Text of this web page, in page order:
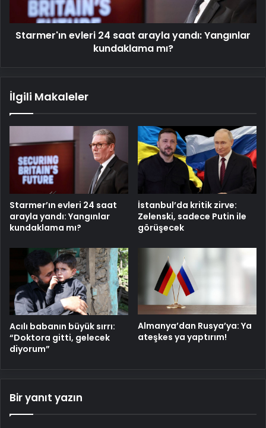
kundaklama
mı?
Starmer'ın evleri 24 saat arayla yandı: Yangınlar
kundaklama mı?
İlgili Makaleler
Starmer’ın evleri 24 saat
arayla yandı: Yangınlar
kundaklama mı?
İstanbul’da kritik zirve:
Zelenski, sadece Putin ile
görüşecek
Acılı babanın büyük sırrı:
“Doktora gitti, gelecek
diyorum”
Almanya’dan Rusya’ya: Ya
ateşkes ya yaptırım!
Bir yanıt yazın